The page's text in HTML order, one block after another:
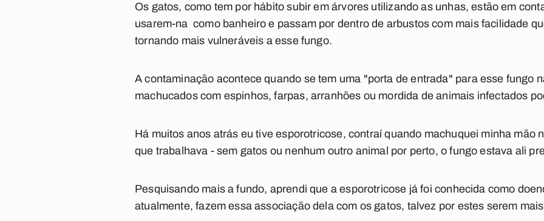
Os gatos, como tem por hábito subir em árvores utilizando as unhas, estão em
usarem-na como banheiro e passam por dentro de arbustos com mais facilidade
tornando mais vulneráveis a esse fungo.
A contaminação acontece quando se tem uma "porta de entrada" para esse fungo
machucados com espinhos, farpas, arranhões ou mordida de animais infectados
Há muitos anos atrás eu tive esporotricose, contraí quando machuquei minha mão
que trabalhava - sem gatos ou nenhum outro animal por perto, o fungo estava ali
Pesquisando mais a fundo, aprendi que a esporotricose já foi conhecida como
atualmente, fazem essa associação dela com os gatos, talvez por estes serem